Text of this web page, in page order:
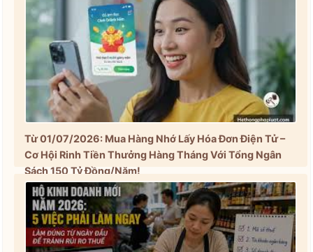
Từ 01/07/2026: Mua Hàng Nhớ Lấy Hóa Đơn Điện Tử –
Cơ Hội Rinh Tiền Thưởng Hàng Tháng Với Tổng Ngân
Sách 150 Tỷ Đồng/Năm!